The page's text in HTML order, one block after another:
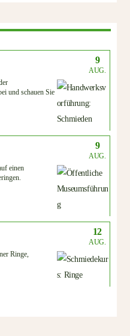
9
AUG.
und schauen Sie
9
AUG.
einen
12
AUG.
Ringe,